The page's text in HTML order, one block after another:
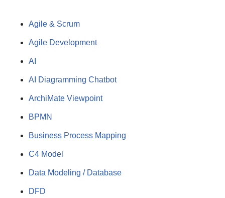
Agile & Scrum
Agile Development
AI
AI Diagramming Chatbot
ArchiMate Viewpoint
BPMN
Business Process Mapping
C4 Model
Data Modeling / Database
DFD